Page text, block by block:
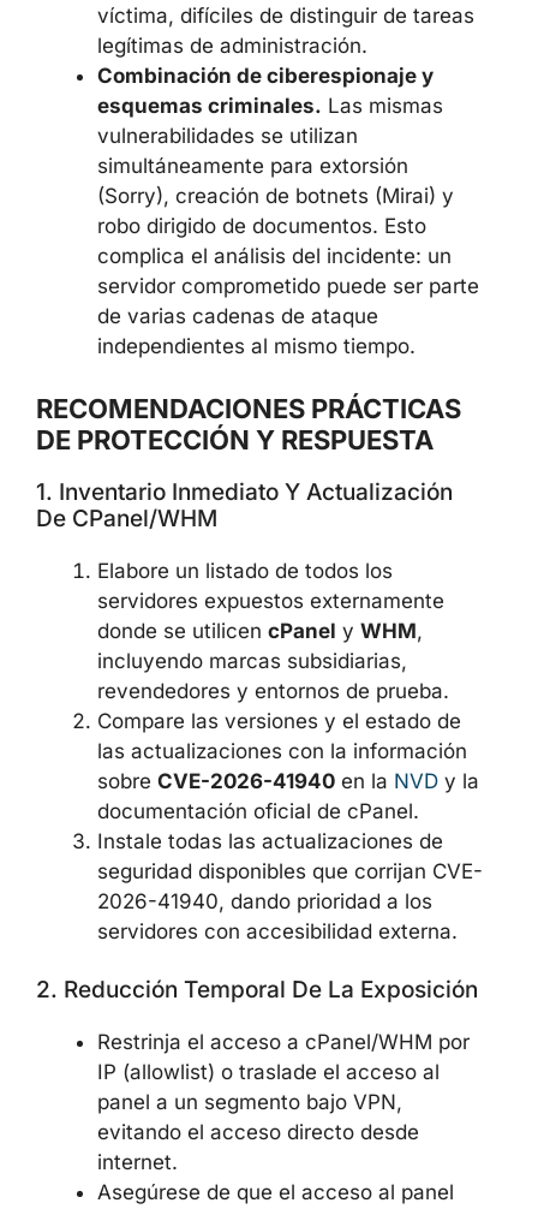
víctima, difíciles de distinguir de tareas
legítimas de administración.
Combinación de ciberespionaje y
esquemas criminales. Las mismas
vulnerabilidades se utilizan
simultáneamente para extorsión
(Sorry), creación de botnets (Mirai) y
robo dirigido de documentos. Esto
complica el análisis del incidente: un
servidor comprometido puede ser parte
de varias cadenas de ataque
independientes al mismo tiempo.
RECOMENDACIONES PRÁCTICAS
DE PROTECCIÓN Y RESPUESTA
1. Inventario Inmediato Y Actualización
De CPanel/WHM
Elabore un listado de todos los
servidores expuestos externamente
donde se utilicen cPanel y WHM,
incluyendo marcas subsidiarias,
revendedores y entornos de prueba.
Compare las versiones y el estado de
las actualizaciones con la información
sobre CVE-2026-41940 en la NVD y la
documentación oficial de cPanel.
Instale todas las actualizaciones de
seguridad disponibles que corrijan CVE-
2026-41940, dando prioridad a los
servidores con accesibilidad externa.
2. Reducción Temporal De La Exposición
Restrinja el acceso a cPanel/WHM por
IP (allowlist) o traslade el acceso al
panel a un segmento bajo VPN,
evitando el acceso directo desde
internet.
Asegúrese de que el acceso al panel